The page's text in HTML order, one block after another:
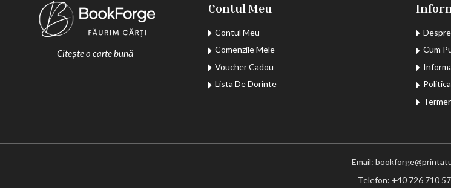
Citește o carte bună
Contul Meu
Contul Meu
Comenzile Mele
Voucher Cadou
Lista De Dorinte
Cum
Email:
Telefon: +40 726 710